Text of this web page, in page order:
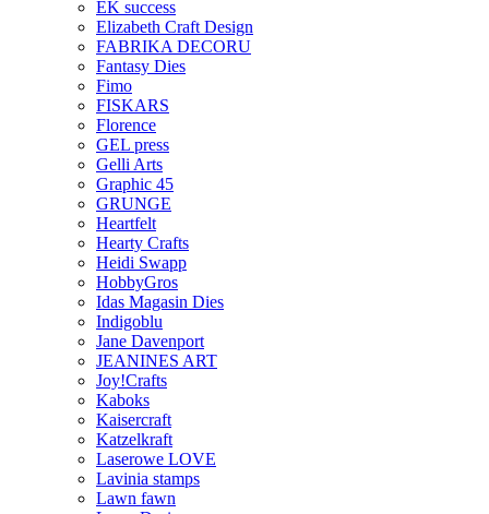
EK success
Elizabeth Craft Design
FABRIKA DECORU
Fantasy Dies
Fimo
FISKARS
Florence
GEL press
Gelli Arts
Graphic 45
GRUNGE
Heartfelt
Hearty Crafts
Heidi Swapp
HobbyGros
Idas Magasin Dies
Indigoblu
Jane Davenport
JEANINES ART
Joy!Crafts
Kaboks
Kaisercraft
Katzelkraft
Laserowe LOVE
Lavinia stamps
Lawn fawn